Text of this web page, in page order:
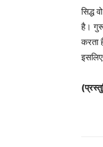
सिद्ध
है। गुरू
करता